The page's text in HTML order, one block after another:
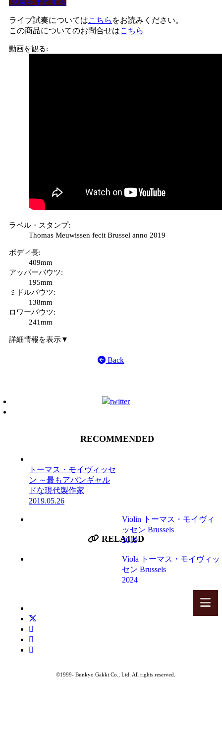
ライブ試奏についてはこちら をお読みください。
この商品についてのお問合せはこちら
動画を観る:
ラベル・スタンプ:
Thomas Meuwissen fecit Brussel anno 2019
ボディ長:
409mm
アッパーバウツ:
195mm
ミドルバウツ:
138mm
ロワーバウツ:
241mm
詳細情報を表示▼
Back
RECOMMENDED
トーマス・モイヴィッセ
ン ～最もアバンギャル
ドな現代製作家
2019.05.26
Violin
トーマス・モイヴィ
ッセンBrussels
2019
RELATED
Viola
トーマス・モイヴィッ
センBrussels
2024
©1999- Bunkyo Gakki Co., Ltd. All rights reserved.